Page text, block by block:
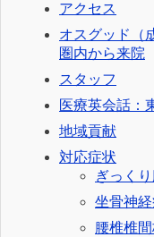
アクセス
オスグッド（
圏内から来院
スタッフ
医療英会話：
地域貢献
対応症状
ぎっく
坐骨神
腰椎椎